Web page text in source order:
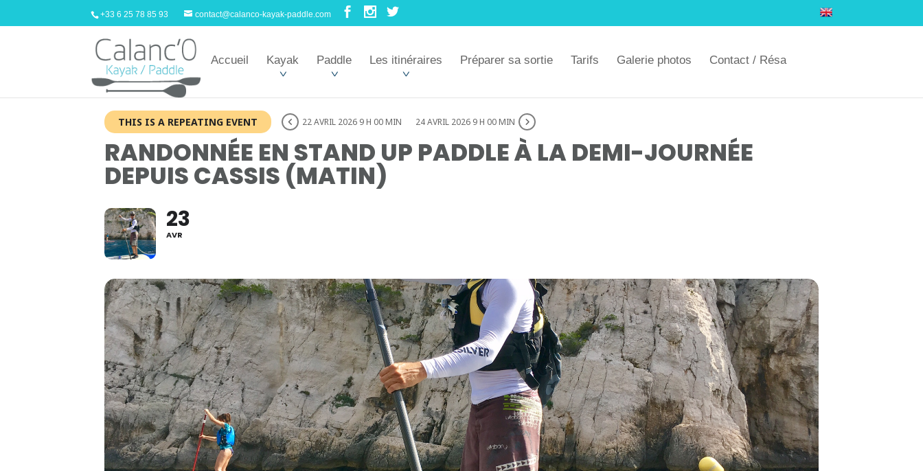
+33 6 25 78 85 93 contact@calanco-kayak-paddle.com
Accueil Kayak Paddle Les itinéraires Préparer sa sortie Tarifs Galerie photos Contact / Résa
THIS IS A REPEATING EVENT 22 AVRIL 2026 9 H 00 MIN 24 AVRIL 2026 9 H 00 MIN
RANDONNÉE EN STAND UP PADDLE À LA DEMI-JOURNÉE
DEPUIS CASSIS (MATIN)
23
AVR